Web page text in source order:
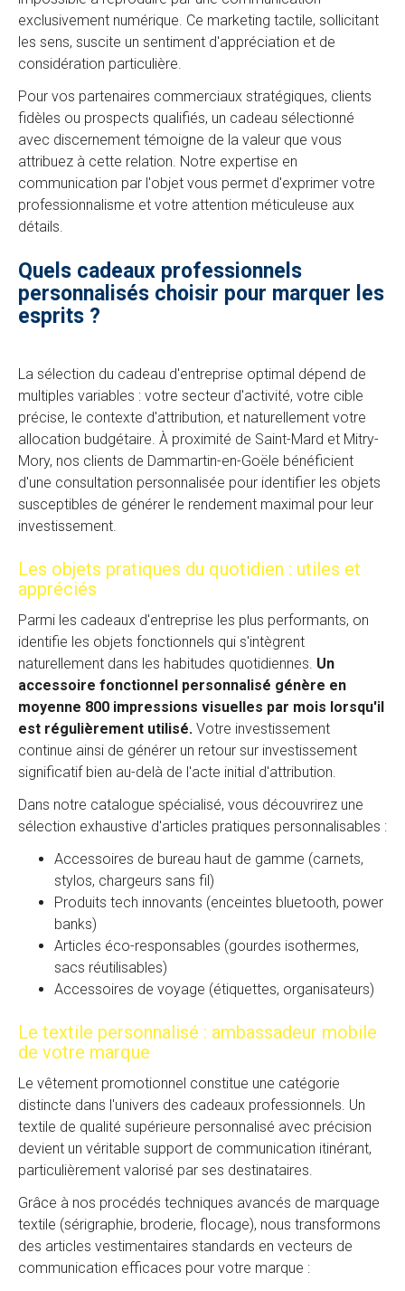
exclusivement numérique. Ce marketing tactile, sollicitant
les sens, suscite un sentiment d'appréciation et de
considération particulière.
Pour vos partenaires commerciaux stratégiques, clients
fidèles ou prospects qualifiés, un cadeau sélectionné
avec discernement témoigne de la valeur que vous
attribuez à cette relation. Notre expertise en
communication par l'objet vous permet d'exprimer votre
professionnalisme et votre attention méticuleuse aux
détails.
Quels cadeaux professionnels
personnalisés choisir pour marquer les
esprits ?
La sélection du cadeau d'entreprise optimal dépend de
multiples variables : votre secteur d'activité, votre cible
précise, le contexte d'attribution, et naturellement votre
allocation budgétaire. À proximité de Saint-Mard et Mitry-
Mory, nos clients de Dammartin-en-Goële bénéficient
d'une consultation personnalisée pour identifier les objets
susceptibles de générer le rendement maximal pour leur
investissement.
Les objets pratiques du quotidien : utiles et
appréciés
Parmi les cadeaux d'entreprise les plus performants, on
identifie les objets fonctionnels qui s'intègrent
naturellement dans les habitudes quotidiennes. Un
accessoire fonctionnel personnalisé génère en
moyenne 800 impressions visuelles par mois lorsqu'il
est régulièrement utilisé. Votre investissement
continue ainsi de générer un retour sur investissement
significatif bien au-delà de l'acte initial d'attribution.
Dans notre catalogue spécialisé, vous découvrirez une
sélection exhaustive d'articles pratiques personnalisables :
Accessoires de bureau haut de gamme (carnets,
stylos, chargeurs sans fil)
Produits tech innovants (enceintes bluetooth, power
banks)
Articles éco-responsables (gourdes isothermes,
sacs réutilisables)
Accessoires de voyage (étiquettes, organisateurs)
Le textile personnalisé : ambassadeur mobile
de votre marque
Le vêtement promotionnel constitue une catégorie
distincte dans l'univers des cadeaux professionnels. Un
textile de qualité supérieure personnalisé avec précision
devient un véritable support de communication itinérant,
particulièrement valorisé par ses destinataires.
Grâce à nos procédés techniques avancés de marquage
textile (sérigraphie, broderie, flocage), nous transformons
des articles vestimentaires standards en vecteurs de
communication efficaces pour votre marque :